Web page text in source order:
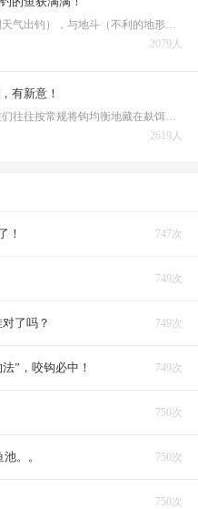
2079人
有新意！
2619人
747次
！
749次
749次
了吗？
749次
”，咬钩必中！
750次
750次
。。
750次